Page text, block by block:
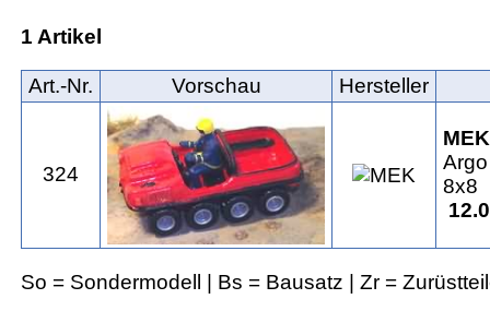
1 Artikel
Art.‑Nr. Vorschau Hersteller
324
MEK
8x8
So = Sondermodell | Bs = Bausatz | Zr =